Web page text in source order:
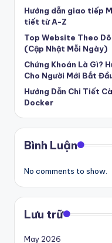
lư
u
gi
ữ
k
ỷ
ni
m
–
T
ấ
Hướng dẫn giao tiếp
tiết từ A-Z
Top Website Theo
(Cập Nhật Mỗi Ngày)
Chứng Khoán Là Gì?
Cho Người Mới Bắt
Hướng Dẫn Chi Tiết
Docker
Bình Luận
No comments to show.
Lưu trữ
May 2026